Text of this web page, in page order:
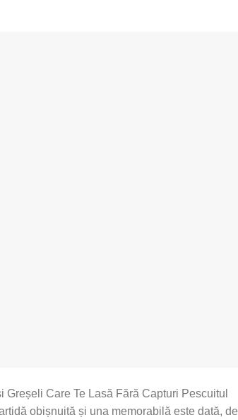
Care Te Lasă Fără Capturi Pescuitul
obișnuită și una memorabilă este dată, de